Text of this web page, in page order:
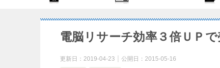
電脳リサーチ効率３倍ＵＰ
更新日： 2019-04-23 公開日： 2015-05-16